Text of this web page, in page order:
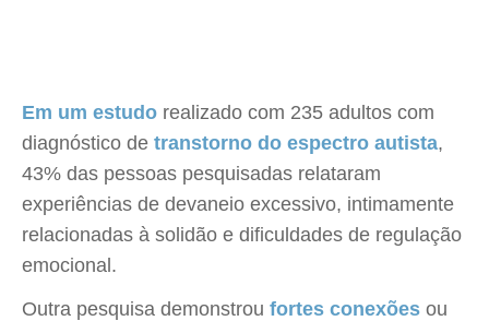
Em um estudo realizado com 235 adultos com
diagnóstico de transtorno do espectro autista,
43% das pessoas pesquisadas relataram
experiências de devaneio excessivo, intimamente
relacionadas à solidão e dificuldades de regulação
emocional.
Outra pesquisa demonstrou fortes conexões ou